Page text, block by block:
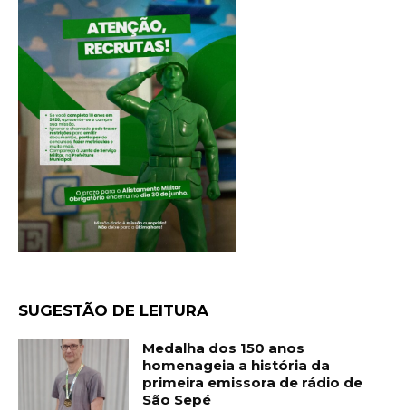
SUGESTÃO DE LEITURA
Medalha dos 150 anos
homenageia a história da
primeira emissora de rádio de
São Sepé